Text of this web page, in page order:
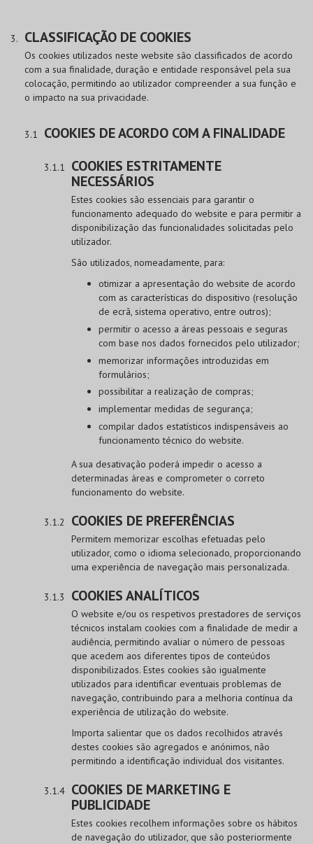
CLASSIFICAÇÃO DE COOKIES
Os cookies utilizados neste website são classificados de acordo
com a sua finalidade, duração e entidade responsável pela sua
colocação, permitindo ao utilizador compreender a sua função e
o impacto na sua privacidade.
COOKIES DE ACORDO COM A FINALIDADE
COOKIES ESTRITAMENTE
NECESSÁRIOS
Estes cookies são essenciais para garantir o
funcionamento adequado do website e para permitir a
disponibilização das funcionalidades solicitadas pelo
utilizador.
São utilizados, nomeadamente, para:
otimizar a apresentação do website de acordo
com as características do dispositivo (resolução
de ecrã, sistema operativo, entre outros);
permitir o acesso a áreas pessoais e seguras
com base nos dados fornecidos pelo utilizador;
memorizar informações introduzidas em
formulários;
possibilitar a realização de compras;
implementar medidas de segurança;
compilar dados estatísticos indispensáveis ao
funcionamento técnico do website.
A sua desativação poderá impedir o acesso a
determinadas áreas e comprometer o correto
funcionamento do website.
COOKIES DE PREFERÊNCIAS
Permitem memorizar escolhas efetuadas pelo
utilizador, como o idioma selecionado, proporcionando
uma experiência de navegação mais personalizada.
COOKIES ANALÍTICOS
O website e/ou os respetivos prestadores de serviços
técnicos instalam cookies com a finalidade de medir a
audiência, permitindo avaliar o número de pessoas
que acedem aos diferentes tipos de conteúdos
disponibilizados. Estes cookies são igualmente
utilizados para identificar eventuais problemas de
navegação, contribuindo para a melhoria contínua da
experiência de utilização do website.
Importa salientar que os dados recolhidos através
destes cookies são agregados e anónimos, não
permitindo a identificação individual dos visitantes.
COOKIES DE MARKETING E
PUBLICIDADE
Estes cookies recolhem informações sobre os hábitos
de navegação do utilizador, que são posteriormente